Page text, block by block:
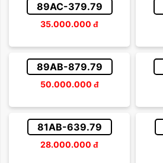
89AC-379.79
35.000.000 đ
89AB-879.79
50.000.000 đ
81AB-639.79
28.000.000 đ